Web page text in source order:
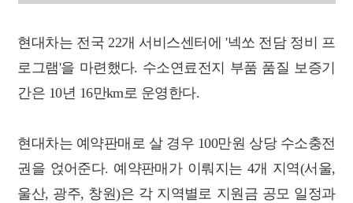
현대차는 전국 22개 서비스센터에 '넥쏘 전담 정비 프
로그램'을 마련했다. 수소연료전지 부품 품질 보증기
간은 10년 16만km로 운영한다.
현대차는 예약판매로 살 경우 100만원 상당 수소충전
권을 얹어준다. 예약판매가 이뤄지는 4개 지역(서울,
울산, 광주, 창원)은 각 지역별로 지원금 공모 일정과